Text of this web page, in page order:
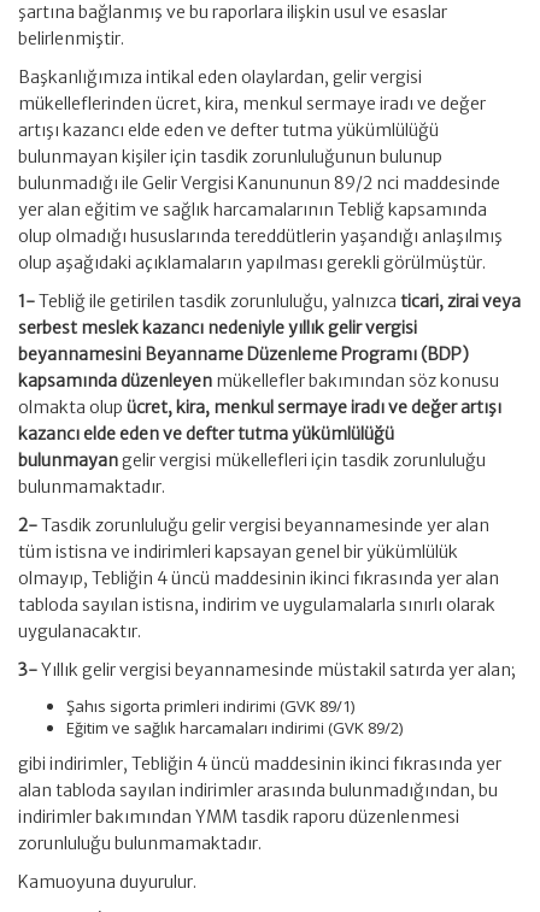
şartına bağlanmış ve bu raporlara ilişkin usul ve esaslar
belirlenmiştir.
Başkanlığımıza intikal eden olaylardan, gelir vergisi
mükelleflerinden ücret, kira, menkul sermaye iradı ve değer
artışı kazancı elde eden ve defter tutma yükümlülüğü
bulunmayan kişiler için tasdik zorunluluğunun bulunup
bulunmadığı ile Gelir Vergisi Kanununun 89/2 nci maddesinde
yer alan eğitim ve sağlık harcamalarının Tebliğ kapsamında
olup olmadığı hususlarında tereddütlerin yaşandığı anlaşılmış
olup aşağıdaki açıklamaların yapılması gerekli görülmüştür.
1-Tebliğ ile getirilen tasdik zorunluluğu, yalnızca ticari, zirai veya
serbest meslek kazancı nedeniyle yıllık gelir vergisi
beyannamesini Beyanname Düzenleme Programı (BDP)
kapsamında düzenleyen mükellefler bakımından söz konusu
olmakta olup ücret, kira, menkul sermaye iradı ve değer artışı
kazancı elde eden ve defter tutma yükümlülüğü
bulunmayangelir vergisi mükellefleri için tasdik zorunluluğu
bulunmamaktadır.
2-Tasdik zorunluluğu gelir vergisi beyannamesinde yer alan
tüm istisna ve indirimleri kapsayan genel bir yükümlülük
olmayıp, Tebliğin 4 üncü maddesinin ikinci fıkrasında yer alan
tabloda sayılan istisna, indirim ve uygulamalarla sınırlı olarak
uygulanacaktır.
3-Yıllık gelir vergisi beyannamesinde müstakil satırda yer alan;
Şahıs sigorta primleri indirimi (GVK 89/1)
Eğitim ve sağlık harcamaları indirimi (GVK 89/2)
gibi indirimler, Tebliğin 4 üncü maddesinin ikinci fıkrasında yer
alan tabloda sayılan indirimler arasında bulunmadığından, bu
indirimler bakımından YMM tasdik raporu düzenlenmesi
zorunluluğu bulunmamaktadır.
Kamuoyuna duyurulur.